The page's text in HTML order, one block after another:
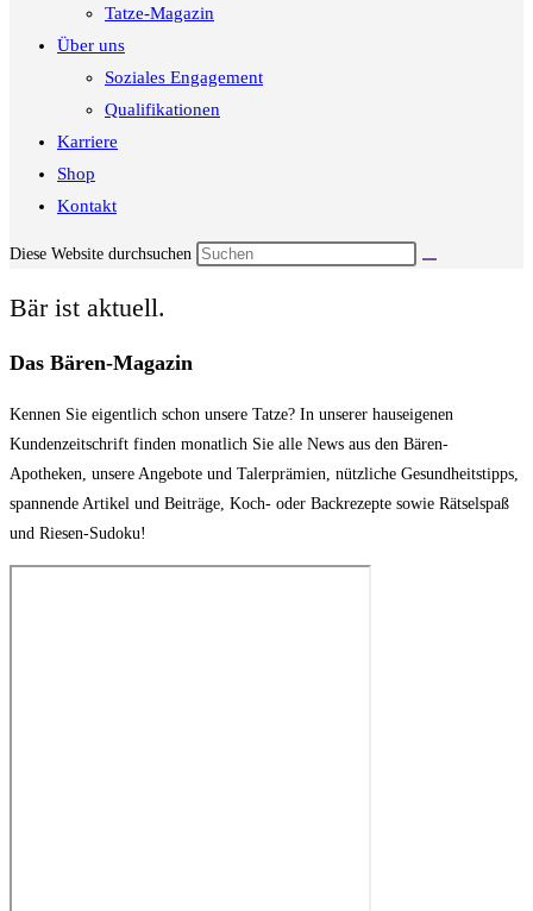
Tatze-Magazin
Über uns
Soziales Engagement
Qualifikationen
Karriere
Shop
Kontakt
Diese Website durchsuchen
Bär ist aktuell.
Das Bären-Magazin
Kennen Sie eigentlich schon unsere Tatze? In unserer hauseigenen
Kundenzeitschrift finden monatlich Sie alle News aus den Bären-
Apotheken, unsere Angebote und Talerprämien, nützliche Gesundheitstipps,
spannende Artikel und Beiträge, Koch- oder Backrezepte sowie Rätselspaß
und Riesen-Sudoku!